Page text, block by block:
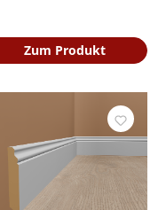
Zum Produkt